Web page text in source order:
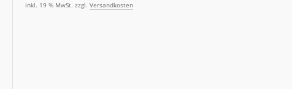
inkl. 19 % MwSt. zzgl. Versandkosten